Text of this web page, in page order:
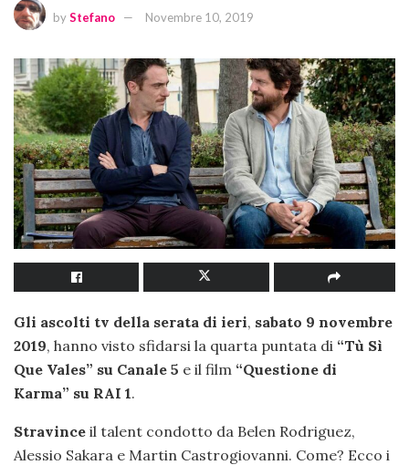
byStefano Novembre 10, 2019
Gli ascolti tv della serata di ieri, sabato 9 novembre
2019, hanno visto sfidarsi la quarta puntata di “Tù Sì
Que Vales” su Canale 5 e il film “Questione di
Karma” su RAI 1.
Stravince il talent condotto da Belen Rodriguez,
Alessio Sakara e Martin Castrogiovanni. Come? Ecco i